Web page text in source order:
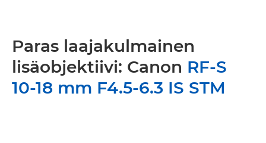
Paras laajakulmainen
lisäobjektiivi: Canon RF-S
10-18 mm F4.5-6.3 IS STM